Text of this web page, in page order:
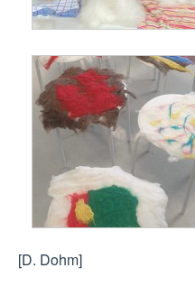
[D. Dohm]